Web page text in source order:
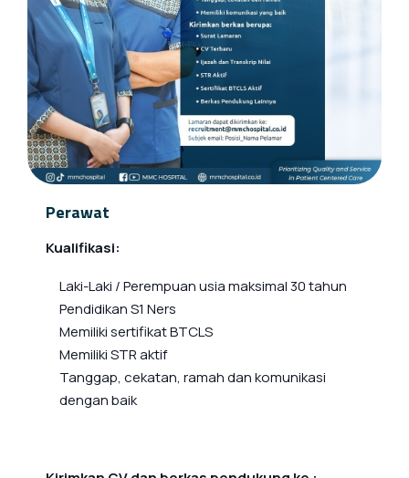
Perawat
Kualifikasi:
Laki-Laki / Perempuan usia maksimal 30 tahun
Pendidikan S1 Ners
Memiliki sertifikat BTCLS
Memiliki STR aktif
Tanggap, cekatan, ramah dan komunikasi
dengan baik